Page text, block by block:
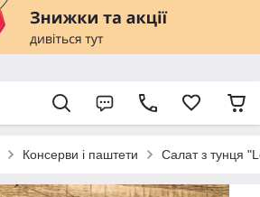
Консерви і паштети Салат з тунця